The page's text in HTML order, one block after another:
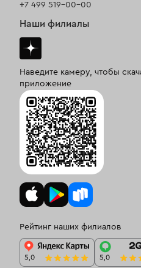
+7 499 519-00-00
Наши филиалы
Наведите камеру, чтобы
приложение
Рейтинг наших филиалов